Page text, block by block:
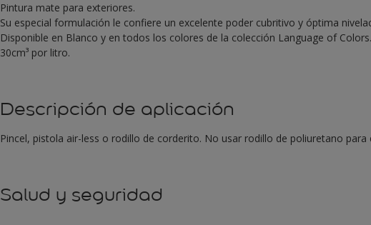
Pintura mate para exteriores.
Su especial formulación le confiere un excelente poder cubritivo y óptima
Disponible en Blanco y en todos los colores de la colección Language of
30cm³ por litro.
Descripción de aplicación
Pincel, pistola air-less o rodillo de corderito. No usar rodillo de poliuretano
Salud y seguridad